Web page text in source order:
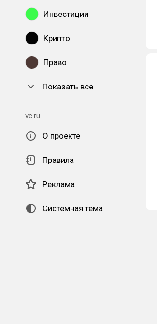
Инвестиции
Крипто
Право
Показать все
vc.ru
О проекте
Правила
Реклама
Системная тема